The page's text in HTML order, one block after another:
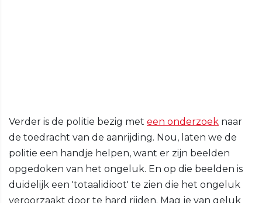
Verder is de politie bezig met een onderzoek naar
de toedracht van de aanrijding. Nou, laten we de
politie een handje helpen, want er zijn beelden
opgedoken van het ongeluk. En op die beelden is
duidelijk een 'totaalidioot' te zien die het ongeluk
veroorzaakt door te hard rijden. Mag je van geluk